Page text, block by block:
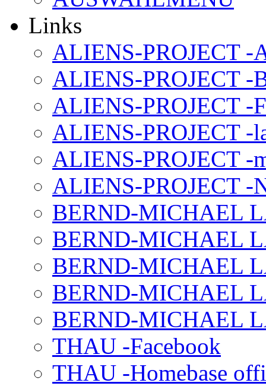
Links
ALIENS-PROJECT -
ALIENS-PROJECT -
ALIENS-PROJECT -
ALIENS-PROJECT -
ALIENS-PROJECT -
ALIENS-PROJECT -
BERND-MICHAEL
BERND-MICHAEL
BERND-MICHAEL
BERND-MICHAEL
BERND-MICHAEL
THAU -Facebook
THAU -Homebase